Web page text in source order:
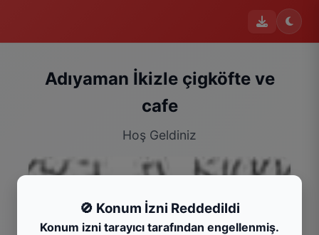
Adıyaman İkizle çigköfte ve
cafe
Hoş Geldiniz
🚫 Konum İzni Reddedildi
Konum izni tarayıcı tarafından engellenmiş.